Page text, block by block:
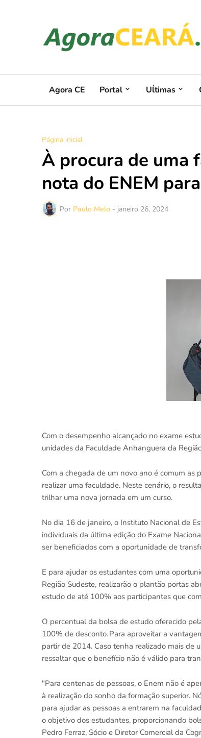
Agora CE Portal Uĺtimas
Página inicial
À procura de uma
nota do ENEM
Por Paulo Melo - janeiro 26, 2024
Com o desempenho alcançado no exame
unidades da Faculdade Anhanguera da
Com a chegada de um novo ano é comum as
realizar uma faculdade. Neste cenário, o
trilhar uma nova jornada em um curso.
No dia 16 de janeiro, o Instituto Nacional de
individuais da última edição do Exame
ser beneficiados com a oportunidade de
E para ajudar os estudantes com uma
Região Sudeste, realizarão o plantão portas
estudo de até 100% aos participantes que
O percentual da bolsa de estudo oferecido
100% de desconto. Para aproveitar a
partir de 2014. Caso tenha realizado mais de
ressaltar que o benefício não é válido para
"Para centenas de pessoas, o Enem não é
à realização do sonho da formação superior.
para ajudar as pessoas a entrarem na
o objetivo dos estudantes, proporcionando
Pedro Ferraz, Sócio e Diretor Comercial da